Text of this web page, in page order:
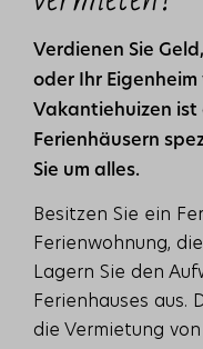
Verdienen Sie
oder Ihr
Vakantiehuizen ist
Ferienhäusern
Sie um alles.
Besitzen Sie ein
Ferienwohnung,
Lagern Sie den
Ferienhauses aus.
die Vermietung